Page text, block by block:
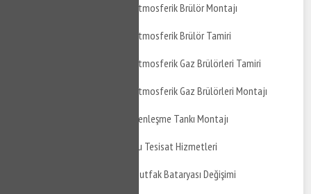
Altıeylül Meryemdere Atmosferik Brülör Montajı
Altıeylül Meryemdere Atmosferik Brülör Tamiri
Altıeylül Meryemdere Atmosferik Gaz Brülörleri Tamiri
Altıeylül Meryemdere Atmosferik Gaz Brülörleri Montajı
Altıeylül Meryemdere Genleşme Tankı Montajı
Altıeylül Meryemdere Su Tesisat Hizmetleri
Altıeylül Meryemdere Mutfak Bataryası Değişimi